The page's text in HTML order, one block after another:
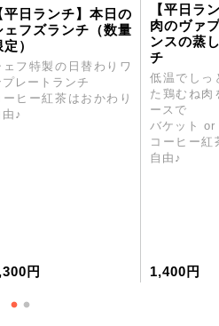
平日ランチ】本日の
ェフズランチ（数量
定）
ェフ特製の日替わりワ
プレートランチ
ーヒー紅茶はおかわり
由♪
円
【平日ラ
肉のヴァ
ンスの蒸
チ
低温でしっ
た鶏むね肉
ースで
バケット
コーヒー紅
自由♪
1,400円